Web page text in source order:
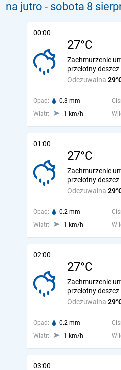
na jutro - sobota 8
00:00
27°C
Odczuwalna
Zachmurzenie
przelotny deszcz
Opad: 0.3 mm
Wiatr:
1 km/h
01:00
27°C
Odczuwalna
Zachmurzenie
przelotny deszcz
Opad: 0.2 mm
Wiatr:
1 km/h
02:00
27°C
Odczuwalna
Zachmurzenie
przelotny deszcz
Opad: 0.2 mm
Wiatr:
1 km/h
03:00